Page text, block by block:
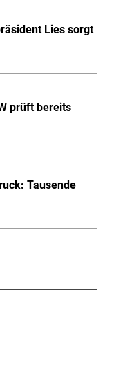
Lies sorgt
prüft bereits
Tausende